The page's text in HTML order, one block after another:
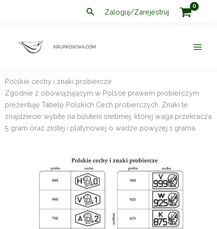
SzukajZaloguj/Zarejestruj
KRUPKOWSKA.COM
Polskie cechy i znaki probiercze
Zgodnie z obowiązującym w Polsce prawem probierczym
prezentuję Tabelę Polskich Cech probierczych. Znaki te
znajdziecie wybite na biżuterii srebrnej, której waga przekracza
5 gram oraz złotej i platynowej o wadze powyżej 1 grama.